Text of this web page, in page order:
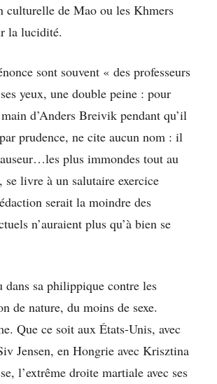
culturelle de Mao ou les Khmers
la lucidité.
sont souvent « des professeurs
yeux, une double peine : pour
d’Anders Breivik pendant qu’il
prudence, ne cite aucun nom : il
plus immondes tout au
se livre à un salutaire exercice
serait la moindre des
n’auraient plus qu’à bien se
sa philippique contre les
de nature, du moins de sexe.
Que ce soit aux États-Unis, avec
Jensen, en Hongrie avec Krisztina
l’extrême droite martiale avec ses